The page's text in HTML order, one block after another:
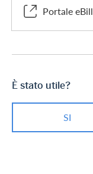
Portale eBill
È stato utile?
SI